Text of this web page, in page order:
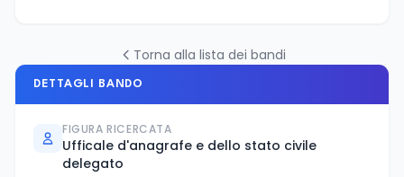
Torna alla lista dei bandi
DETTAGLI BANDO
FIGURA RICERCATA
Ufficale d'anagrafe e dello stato civile
delegato